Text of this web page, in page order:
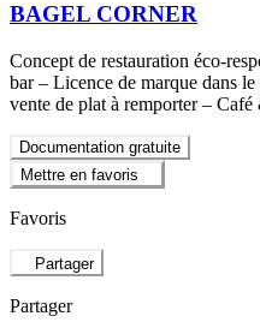
BAGEL CORNER
Concept de restauration éco-
bar – Licence de marque dans
vente de plat à remporter –
Documentation gratuite
Mettre en favoris
Favoris
Partager
Partager